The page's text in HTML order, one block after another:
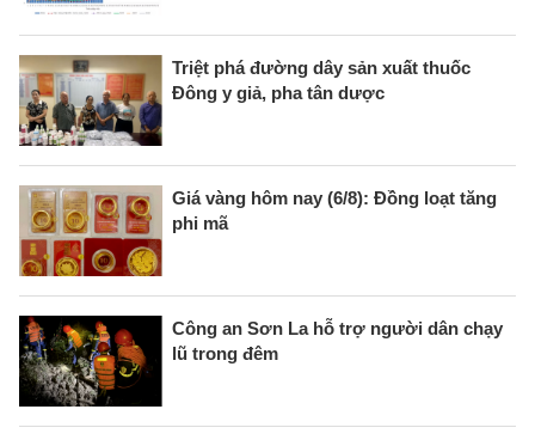
Triệt phá đường dây sản xuất thuốc
Đông y giả, pha tân dược
Giá vàng hôm nay (6/8): Đồng loạt tăng
phi mã
Công an Sơn La hỗ trợ người dân chạy
lũ trong đêm